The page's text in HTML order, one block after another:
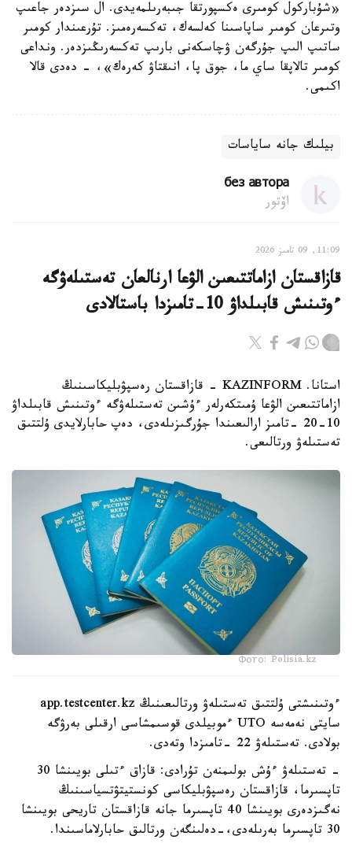
«شۇباركول كومىرى ەكسپورتقا جىبەرىلمەيدى. ال سىزدەر جاعىپ
وتىرعان كومىر ساپاسىنا كەلسەك، تەكسەرەمىز. تۇرعىندار كومىر
ساتىپ الىپ جۇرگەن ۋچاسكەنى بارىپ تەكسەرىڭىزدەر. ونداعى
كومىر تالاپقا ساي ما، جوق پا، انىقتاۋ كەرەك»، - دەدى قالا
اكىمى.
بيلىك جانە ساياسات
без автора
اۆتور
11:09, 09 تامىز 2026
قازاقستان ازاماتتىعىن الۋعا ارنالعان تەستىلەۋگە
ءوتىنىش قابىلداۋ 10-تامىزدا باستالادى
استانا. KAZINFORM - قازاقستان رەسپۋبليكاسىنىڭ
ازاماتتىعىن الۋعا ۇمىتكەرلەر ءۇشىن تەستىلەۋگە ءوتىنىش قابىلداۋ
10-20 -تامىز ارالىعىندا جۇرگىزىلەدى، دەپ حابارلايدى ۇلتتىق
تەستىلەۋ ورتالىعى.
Фото: Polisia.kz
ءوتىنىشتى ۇلتتىق تەستىلەۋ ورتالىعىنىڭ app.testcenter.kz
سايتى نەمەسە UTO ءموبيلدى قوسىمشاسى ارقىلى بەرۋگە
بولادى. تەستىلەۋ 22 -تامىزدا وتەدى.
- تەستىلەۋ ءۇش بولىمنەن تۇرادى: قازاق ءتىلى بويىنشا 30
تاپسىرما، قازاقستان رەسپۋبليكاسى كونستيتۋتسياسىنىڭ
نەگىزدەرى بويىنشا 40 تاپسىرما جانە قازاقستان تاريحى بويىنشا
30 تاپسىرما بەرىلەدى،-دەلىنگەن ورتالىق حابارلاماسىندا.